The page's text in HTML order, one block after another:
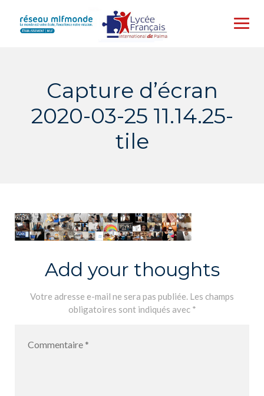
content
Capture d’écran
2020-03-25 11.14.25-
tile
Add your thoughts
Votre adresse e-mail ne sera pas publiée. Les champs
obligatoires sont indiqués avec *